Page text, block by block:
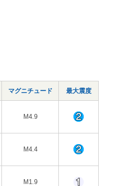
マグニチュード 最大震度
M4.9
M4.4
M1.9